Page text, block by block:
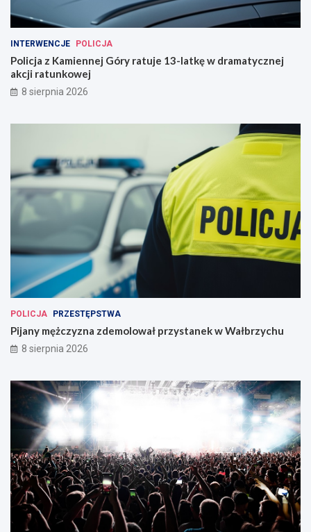
INTERWENCJE POLICJA
Policja z Kamiennej Góry ratuje 13-latkę w dramatycznej
akcji ratunkowej
8 sierpnia 2026
POLICJA PRZESTĘPSTWA
Pijany mężczyzna zdemolował przystanek w Wałbrzychu
8 sierpnia 2026